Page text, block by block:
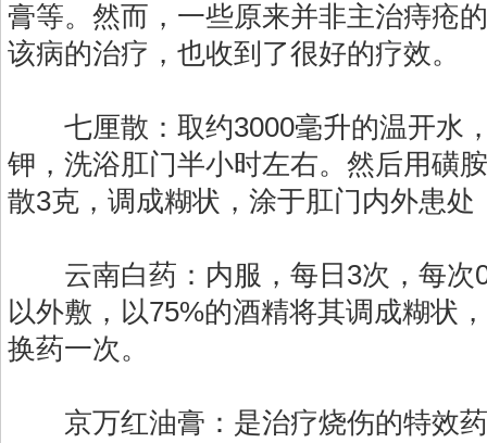
膏等。然而，一些原来并非主治痔疮
该病的治疗，也收到了很好的疗效。
七厘散：取约3000毫升的温开水
钾，洗浴肛门半小时左右。然后用磺
散3克，调成糊状，涂于肛门内外患处
云南白药：内服，每日3次，每次
以外敷，以75%的酒精将其调成糊状
换药一次。
京万红油膏：是治疗烧伤的特效药